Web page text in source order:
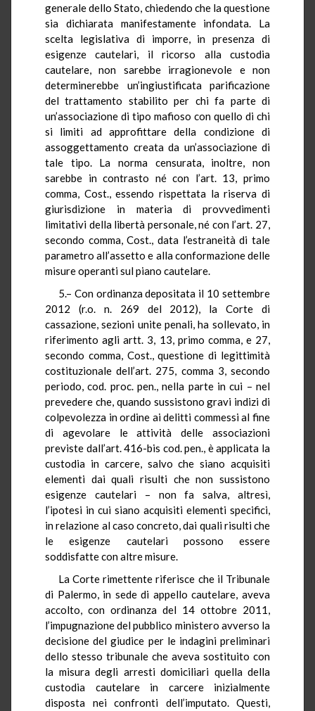
generale dello Stato, chiedendo che la questione
sia dichiarata manifestamente infondata. La
scelta legislativa di imporre, in presenza di
esigenze cautelari, il ricorso alla custodia
cautelare, non sarebbe irragionevole e non
determinerebbe un’ingiustificata parificazione
del trattamento stabilito per chi fa parte di
un’associazione di tipo mafioso con quello di chi
si limiti ad approfittare della condizione di
assoggettamento creata da un’associazione di
tale tipo. La norma censurata, inoltre, non
sarebbe in contrasto né con l’art. 13, primo
comma, Cost.,essendo rispettata la riserva di
giurisdizione in materia di provvedimenti
limitativi della libertà personale, né con l’art. 27,
secondo comma, Cost., data l’estraneità di tale
parametro all’assetto e alla conformazione delle
misure operanti sul piano cautelare.
5.– Con ordinanza depositata il 10 settembre
2012 (r.o. n. 269 del 2012), la Corte di
cassazione, sezioni unite penali, ha sollevato, in
riferimento agli artt. 3, 13, primo comma, e 27,
secondo comma, Cost., questione di legittimità
costituzionale dell’art. 275, comma 3, secondo
periodo, cod. proc. pen., nella parte in cui – nel
prevedere che, quando sussistono gravi indizi di
colpevolezza in ordine ai delitti commessi al fine
di agevolare le attività delle associazioni
previste dall’art. 416-bis cod. pen., è applicata la
custodia in carcere, salvo che siano acquisiti
elementi dai quali risulti che non sussistono
esigenze cautelari – non fa salva, altresì,
l’ipotesi in cui siano acquisiti elementi specifici,
in relazione al caso concreto, dai quali risulti che
le esigenze cautelari possono essere
soddisfatte con altre misure.
La Corte rimettente riferisce che il Tribunale
di Palermo, in sede di appello cautelare, aveva
accolto, con ordinanza del 14 ottobre 2011,
l’impugnazione del pubblico ministero avverso la
decisione del giudice per le indagini preliminari
dello stesso tribunale che aveva sostituito con
la misura degli arresti domiciliari quella della
custodia cautelare in carcere inizialmente
disposta nei confronti dell’imputato. Questi,